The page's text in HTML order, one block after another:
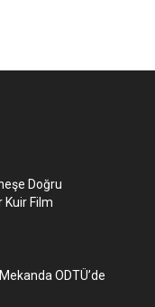
Doğru
Kuir Film
ODTÜ’de